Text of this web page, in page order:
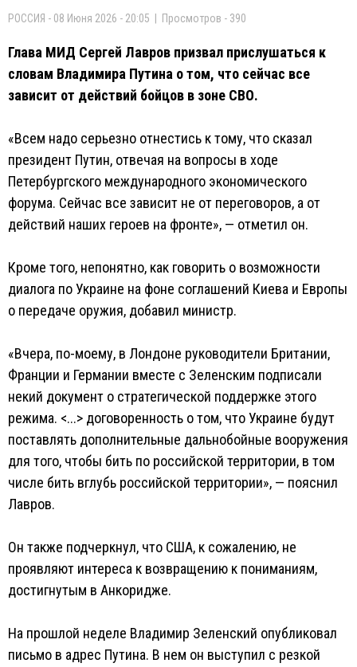
РОССИЯ - 08 Июня 2026 - 20:05 | Просмотров - 390
Глава МИД Сергей Лавров призвал прислушаться к
словам Владимира Путина о том, что сейчас все
зависит от действий бойцов в зоне СВО.
«Всем надо серьезно отнестись к тому, что сказал
президент Путин, отвечая на вопросы в ходе
Петербургского международного экономического
форума. Сейчас все зависит не от переговоров, а от
действий наших героев на фронте», — отметил он.
Кроме того, непонятно, как говорить о возможности
диалога по Украине на фоне соглашений Киева и Европы
о передаче оружия, добавил министр.
«Вчера, по-моему, в Лондоне руководители Британии,
Франции и Германии вместе с Зеленским подписали
некий документ о стратегической поддержке этого
режима. <...> договоренность о том, что Украине будут
поставлять дополнительные дальнобойные вооружения
для того, чтобы бить по российской территории, в том
числе бить вглубь российской территории», — пояснил
Лавров.
Он также подчеркнул, что США, к сожалению, не
проявляют интереса к возвращению к пониманиям,
достигнутым в Анкоридже.
На прошлой неделе Владимир Зеленский опубликовал
письмо в адрес Путина. В нем он выступил с резкой